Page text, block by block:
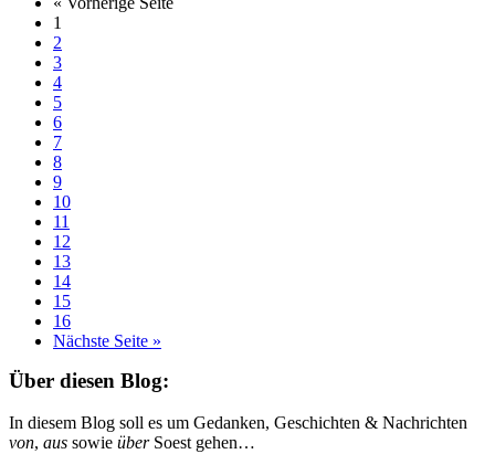
1
2
3
4
5
6
7
8
9
10
11
12
13
14
15
16
Nächste Seite »
Über diesen Blog:
In diesem Blog soll es um Gedanken, Geschichten & Nachrichten
von, aus sowie überSoest gehen…